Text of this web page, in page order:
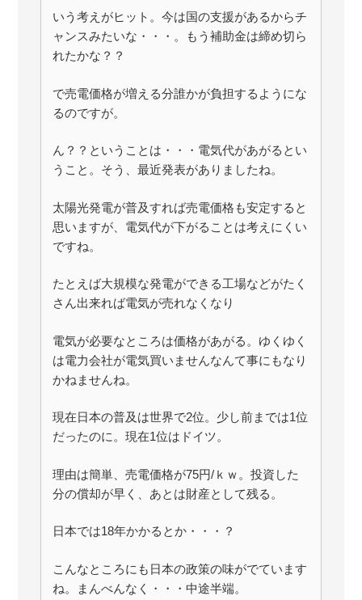
いう考えがヒット。今は国の支援があるからチ
ャンスみたいな・・・。もう補助金は締め切ら
れたかな？？
で売電価格が増える分誰かが負担するようにな
るのですが。
ん？？ということは・・・電気代があがるとい
うこと。そう、最近発表がありましたね。
太陽光発電が普及すれば売電価格も安定すると
思いますが、電気代が下がることは考えにくい
ですね。
たとえば大規模な発電ができる工場などがたく
さん出来れば電気が売れなくなり
電気が必要なところは価格があがる。ゆくゆく
は電力会社が電気買いませんなんて事にもなり
かねませんね。
現在日本の普及は世界で2位。少し前までは1位
だったのに。現在1位はドイツ。
理由は簡単、売電価格が75円/ｋｗ。投資した
分の償却が早く、あとは財産として残る。
日本では18年かかるとか・・・？
こんなところにも日本の政策の味がでています
ね。まんべんなく・・・中途半端。